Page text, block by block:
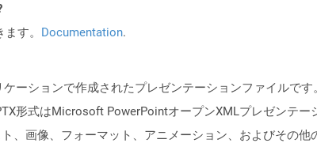
す。 Documentation.
ーションで作成されたプレゼンテーションファイルです
形式はMicrosoft PowerPointオープンXMLプレゼンテー
、画像、フォーマット、アニメーション、およびその他